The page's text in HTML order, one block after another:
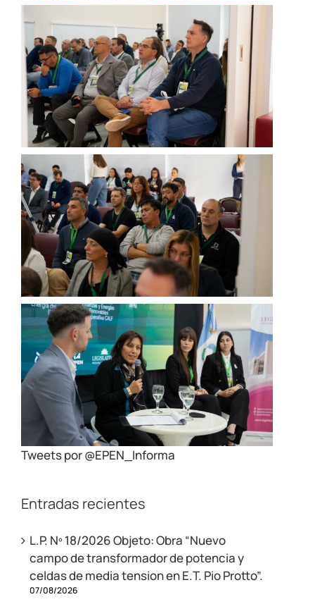
Tweets por @EPEN_Informa
Entradas recientes
L.P. Nº 18/2026 Objeto: Obra “Nuevo
campo de transformador de potencia y
celdas de media tension en E.T. Pio Protto”.
07/08/2026